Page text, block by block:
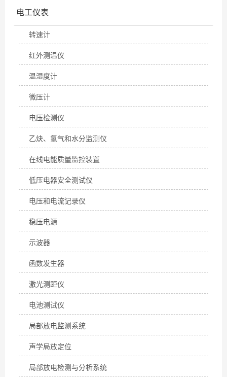
电工仪表
转速计
红外测温仪
温湿度计
微压计
电压检测仪
乙炔、氢气和水分监测仪
在线电能质量监控装置
低压电器安全测试仪
电压和电流记录仪
稳压电源
示波器
函数发生器
激光测距仪
电池测试仪
局部放电监测系统
声学局放定位
局部放电检测与分析系统